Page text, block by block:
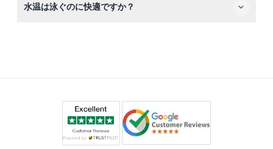
フジャケット、傘、シャワー付きの更衣室の利用が含まれ
水温は泳ぐのに快適ですか？